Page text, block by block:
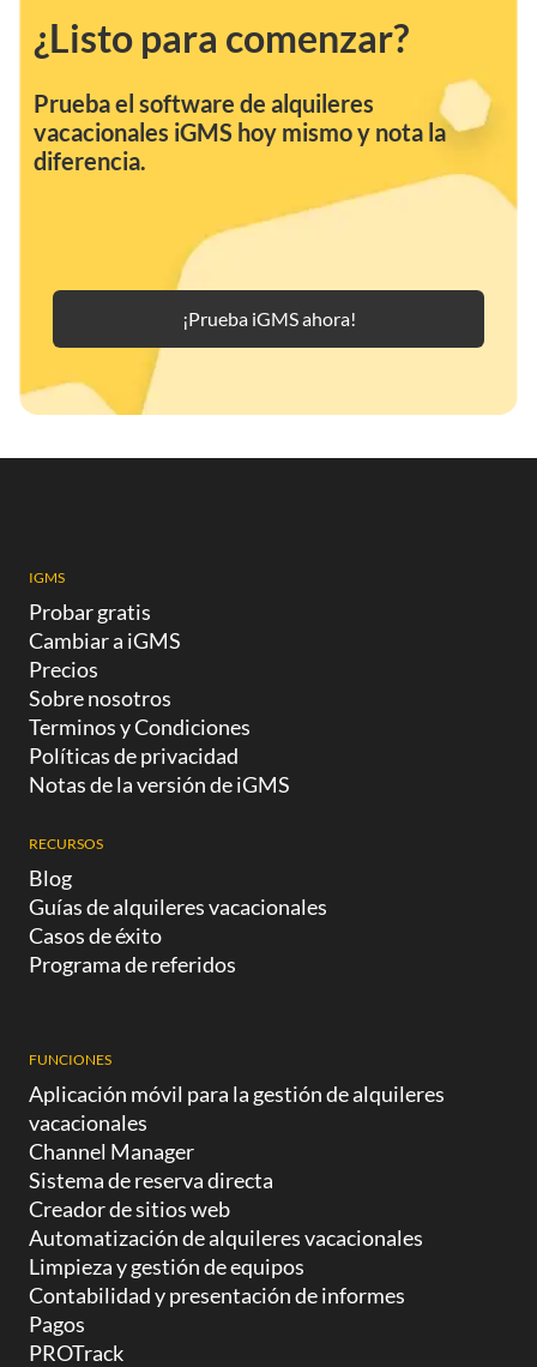
¿Listo para comenzar?
Prueba el software de alquileres
vacacionales iGMS hoy mismo y nota la
diferencia.
¡Prueba iGMS ahora!
IGMS
Probar gratis
Cambiar a iGMS
Precios
Sobre nosotros
Terminos y Condiciones
Políticas de privacidad
Notas de la versión de iGMS
RECURSOS
Blog
Guías de alquileres vacacionales
Casos de éxito
Programa de referidos
FUNCIONES
Aplicación móvil para la gestión de alquileres
vacacionales
Channel Manager
Sistema de reserva directa
Creador de sitios web
Automatización de alquileres vacacionales
Limpieza y gestión de equipos
Contabilidad y presentación de informes
Pagos
PROTrack